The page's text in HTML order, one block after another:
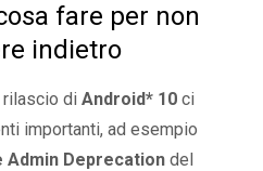
fare per non
indietro
rilascio di Android* 10 ci
importanti, ad esempio
Admin Deprecationdel